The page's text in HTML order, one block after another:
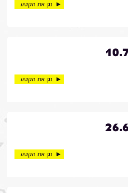
נגן את הקטע
נגן את הקטע
נגן את הקטע